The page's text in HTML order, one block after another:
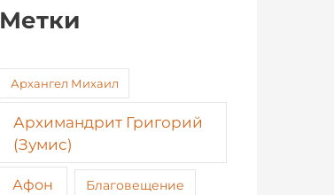
Метки
Архангел Михаил
Архимандрит Григорий
(Зумис)
Афон Благовещение